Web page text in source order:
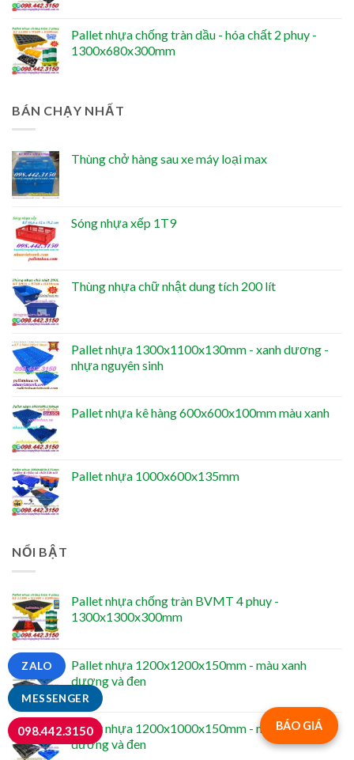
Pallet nhựa chống tràn dầu - hóa chất 2 phuy -
1300x680x300mm
BÁN CHẠY NHẤT
Thùng chở hàng sau xe máy loại max
Sóng nhựa xếp 1T9
Thùng nhựa chữ nhật dung tích 200 lít
Pallet nhựa 1300x1100x130mm - xanh dương -
nhựa nguyên sinh
Pallet nhựa kê hàng 600x600x100mm màu xanh
Pallet nhựa 1000x600x135mm
NỔI BẬT
Pallet nhựa chống tràn BVMT 4 phuy -
1300x1300x300mm
Pallet nhựa 1200x1200x150mm - màu xanh
dương và đen
Pallet nhựa 1200x1000x150mm - màu xanh
dương và đen
BÁO GIÁ
MESSENGER
ZALO
098.442.3150